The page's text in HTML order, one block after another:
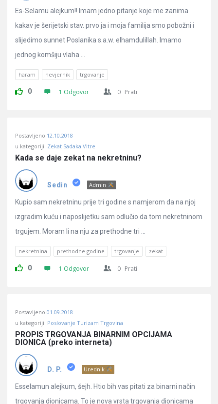
Es-Selamu alejkum!! Imam jedno pitanje koje me zanima
kakav je šerijetski stav. prvo ja i moja familija smo pobožni i
slijedimo sunnet Poslanika s.a.w. elhamdulillah. Imamo
jednog komšiju vlaha ...
haram nevjernik trgovanje
0 1 Odgovor 0 Prati
Postavljeno 12.10.2018
u kategoriji: Zekat Sadaka Vitre
Kada se daje zekat na nekretninu?
Sedin Admin
Kupio sam nekretninu prije tri godine s namjerom da na njoj
izgradim kuću i naposlijetku sam odlučio da tom nekretninom
trgujem. Moram li na nju za prethodne tri ...
nekretnina prethodne godine trgovanje zekat
0 1 Odgovor 0 Prati
Postavljeno 01.09.2018
u kategoriji: Poslovanje Turizam Trgovina
PROPIS TRGOVANJA BINARNIM OPCIJAMA
DIONICA (preko interneta)
D. P. Urednik
Esselamun alejkum, šejh. Htio bih vas pitati za binarni način
trgovanja dionicama. To je nova vrsta trgovanja dionicama